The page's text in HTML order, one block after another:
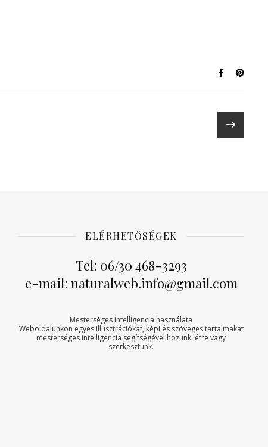
ELÉRHETŐSÉGEK
Tel: 06/30 468-3293
e-mail: naturalweb.info@gmail.com
Mesterséges intelligencia használata
Weboldalunkon egyes illusztrációkat, képi és szöveges tartalmakat
mesterséges intelligencia segítségével hozunk létre vagy
szerkesztünk.